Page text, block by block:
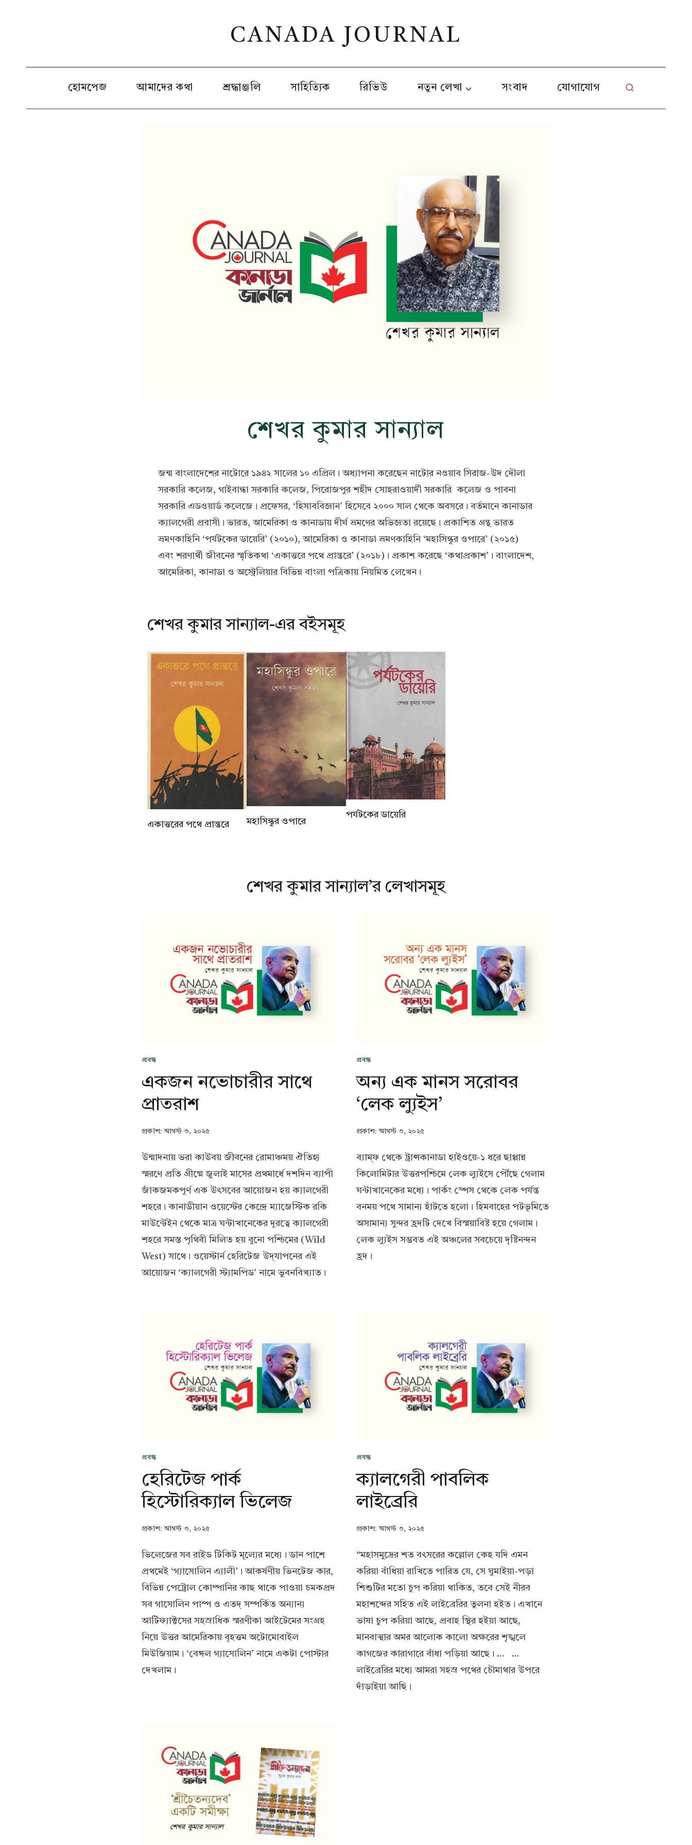
CANADA JOURNAL
হোমপেজ আমাদের কথা শ্রদ্ধাঞ্জলি সাহিত্যিক রিভিউ নতুন লেখা সংবাদ যোগাযোগ
শেখর কুমার সান্যাল
জন্ম বাংলাদেশের নাটোরে ১৯৪২ সালের ১০ এপ্রিল। অধ্যাপনা করেছেন নাটোর নওয়াব সিরাজ-উদ দৌলা
সরকারি কলেজ, গাইবান্ধা সরকারি কলেজ, পিরোজপুর শহীদ সোহরাওয়ার্দী সরকারি কলেজ ও পাবনা
সরকারি এডওয়ার্ড কলেজে। প্রফেসর, ‘হিসাববিজ্ঞান’ হিসেবে ২০০০ সাল থেকে অবসরে। বর্তমানে কানাডার
ক্যালগেরী প্রবাসী। ভারত, আমেরিকা ও কানাডায় দীর্ঘ ভ্রমণের অভিজ্ঞতা রয়েছে। প্রকাশিত গ্রন্থ ভারত
ভ্রমণকাহিনি ‘পর্যটকের ডায়েরি’ (২০১০), আমেরিকা ও কানাডা ভ্রমণকাহিনি ‘মহাসিন্ধুর ওপারে’ (২০১৫)
এবং শরণার্থী জীবনের স্মৃতিকথা ‘একাত্তরে পথে প্রান্তরে’ (২০১৮)। প্রকাশ করেছে ‘কথাপ্রকাশ’। বাংলাদেশ,
আমেরিকা, কানাডা ও অস্ট্রেলিয়ার বিভিন্ন বাংলা পত্রিকায় নিয়মিত লেখেন।
শেখর কুমার সান্যাল-এর বইসমূহ
একাত্তরের পথে প্রান্তরে মহাসিন্ধুর ওপারে
পর্যটকের ডায়েরি
শেখর কুমার সান্যাল’র লেখাসমূহ
প্রবন্ধ
একজন নভোচারীর সাথে
প্রাতরাশ
প্রকাশ: আগস্ট ৩, ২০২৫
উন্মাদনায় ভরা কাউবয় জীবনের রোমাঞ্চময় ঐতিহ্য
স্মরণে প্রতি গ্রীষ্মে জুলাই মাসের প্রথমার্ধে দশদিন ব্যাপী
জাঁকজমকপূর্ণ এক উৎসবের আয়োজন হয় ক্যালগেরী
শহরে। কানাডীয়ান ওয়েস্টের কেন্দ্রে ম্যাজেস্টিক রকি
মাউন্টেইন থেকে মাত্র ঘন্টাখানেকের দূরত্বে ক্যালগেরী
শহরে সমস্ত পৃথিবী মিলিত হয় বুনো পশ্চিমের (Wild
West) সাথে। ওয়েস্টার্ন হেরিটেজ উদ্‌যাপনের এই
আয়োজন ‘ক্যালগেরী স্ট্যামপিড’ নামে ভুবনবিখ্যাত।
প্রবন্ধ
অন্য এক মানস সরোবর
‘লেক ল্যুইস’
প্রকাশ: আগস্ট ৩, ২০২৫
ব্যাম্‌ফ থেকে ট্রান্সকানাডা হাইওয়ে-১ ধরে ছাপ্পান্ন
কিলোমিটার উত্তরপশ্চিমে লেক ল্যুইসে পৌঁছে গেলাম
ঘন্টাখানেকের মধ্যে। পার্কং স্পেস থেকে লেক পর্যন্ত
বনময় পথে সামান্য হাঁটতে হলো। হিমবাহের পটভূমিতে
অসামান্য সুন্দর হ্রদটি দেখে বিস্ময়াবিষ্ট হয়ে গেলাম।
লেক ল্যুইস সম্ভবত এই অঞ্চলের সবচেয়ে দৃষ্টিনন্দন
হ্রদ।
প্রবন্ধ
হেরিটেজ পার্ক
হিস্টোরিক্যাল ভিলেজ
প্রকাশ: আগস্ট ৩, ২০২৫
ভিলেজের সব রাইড টিকিট মূল্যের মধ্যে। ডান পাশে
প্রথমেই ‘গ্যাসোলিন এ্যালী’। আকর্ষণীয় ভিনটেজ কার,
বিভিন্ন পেট্রোল কোম্পানির কাছ থাকে পাওয়া চমকপ্রদ
সব গাসোলিন পাম্প ও এতদ্‌ সম্পর্কিত অন্যান্য
আর্টিফ্যাক্টসের সহস্রাধিক স্মরণীকা আইটেমের সংগ্রহ
নিয়ে উত্তর আমেরিকায় বৃহত্তম অটোমোবাইল
মিউজিয়াম। ‘বেঙ্গল গ্যাসোলিন’ নামে একটা পোস্টার
দেখলাম।
প্রবন্ধ
ক্যালগেরী পাবলিক
লাইব্রেরি
প্রকাশ: আগস্ট ৩, ২০২৫
“মহাসমুদ্রের শত বৎসরের কল্লোল কেহ যদি এমন
করিয়া বাঁধিয়া রাখিতে পারিত যে, সে ঘুমাইয়া-পড়া
শিশুটির মতো চুপ করিয়া থাকিত, তবে সেই নীরব
মহাশব্দের সহিত এই লাইব্রেরির তুলনা হইত। এখানে
ভাষা চুপ করিয়া আছে, প্রবাহ স্থির হইয়া আছে,
মানবাত্মার অমর আলোক কালো অক্ষরের শৃঙ্খলে
কাগজের কারাগারে বাঁধা পড়িয়া আছে। … …
লাইব্রেরির মধ্যে আমরা সহস্র পথের চৌমাথার উপরে
দাঁড়াইয়া আছি।